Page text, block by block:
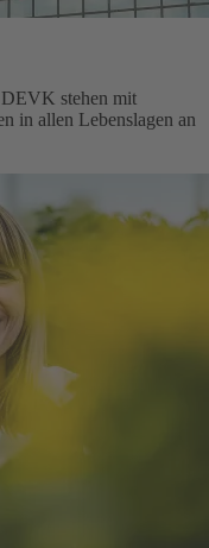
stehen mit
in allen Lebenslagen an